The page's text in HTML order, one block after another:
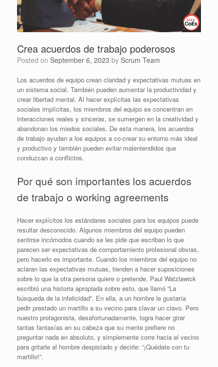
Crea acuerdos de trabajo poderosos
Posted on September 6, 2023 by Scrum Team
Los acuerdos de equipo crean claridad y expectativas mutuas en
un sistema social. También pueden aumentar la productividad y
crear libertad mental. Al hacer explícitas las expectativas
sociales implícitas, los miembros del equipo se concentran en
interacciones reales y sinceras, se sumergen en la creatividad y
abandonan los miedos sociales. De esta manera, los acuerdos
de trabajo ayudan a los equipos a co-crear su entorno más ideal
y productivo y también pueden evitar malentendidos que
conduzcan a conflictos.
Por qué son importantes los acuerdos
de trabajo o working agreements
Hacer explícitos los estándares sociales para los equipos puede
resultar desconocido. Algunos miembros del equipo pueden
sentirse incómodos cuando se les pide que escriban lo que
parecen ser expectativas de comportamiento profesional obvias,
pero hacerlo es importante. Cuando los miembros del equipo no
aclaran las expectativas mutuas, tienden a hacer suposiciones
sobre lo que la otra persona quiere o pretende. Paul Watzlawick
escribió una historia apropiada sobre esto, que llamó “La
búsqueda de la infelicidad”. En ella, a un hombre le gustaría
pedir prestado un martillo a su vecino para clavar un clavo. Pero
nuestro protagonista, desafortunadamente, logra hacer girar
tantas fantasías en su cabeza que su mente prefiere no
preguntar nada en absoluto, y simplemente corre hacia el vecino
para gritarle al hombre despistado y decirle: “¡Quédate con tu
martillo!”.